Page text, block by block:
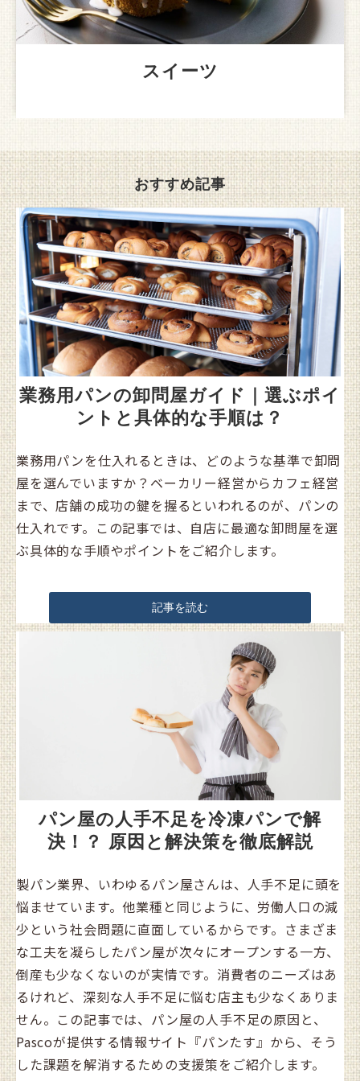
スイーツ
おすすめ記事
業務用パンの卸問屋ガイド｜選ぶポイ
ントと具体的な手順は？
業務用パンを仕入れるときは、どのような基準で卸問
屋を選んでいますか？ベーカリー経営からカフェ経営
まで、店舗の成功の鍵を握るといわれるのが、パンの
仕入れです。この記事では、自店に最適な卸問屋を選
ぶ具体的な手順やポイントをご紹介します。
記事を読む
パン屋の人手不足を冷凍パンで解
決！？ 原因と解決策を徹底解説
製パン業界、いわゆるパン屋さんは、人手不足に頭を
悩ませています。他業種と同じように、労働人口の減
少という社会問題に直面しているからです。さまざま
な工夫を凝らしたパン屋が次々にオープンする一方、
倒産も少なくないのが実情です。消費者のニーズはあ
るけれど、深刻な人手不足に悩む店主も少なくありま
せん。この記事では、パン屋の人手不足の原因と、
Pascoが提供する情報サイト『パンたす』から、そう
した課題を解消するための支援策をご紹介します。